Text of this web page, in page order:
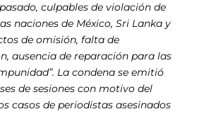
culpables de violación de
naciones de México, Sri Lanka y
de omisión, falta de
ausencia de reparación para las
La condena se emitió
de sesiones con motivo del
casos de periodistas asesinados